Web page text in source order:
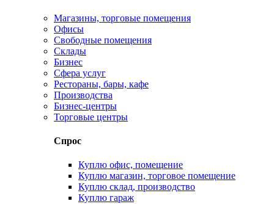
Магазины, торговые помещения
Офисы
Свободные помещения
Склады
Бизнес
Сфера услуг
Рестораны, бары, кафе
Производства
Бизнес-центры
Торговые центры
Спрос
Куплю офис, помещение
Куплю магазин, торговое помещение
Куплю склад, производство
Куплю гараж